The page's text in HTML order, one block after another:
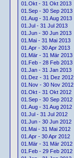
01.Okt - 31 Okt 2013
01.Sep - 30 Sep 2013
01.Aug - 31 Aug 2013
01.Jul - 31 Jul 2013
01.Jun - 30 Jun 2013
01.Mai - 31 Mai 2013
01.Apr - 30 Apr 2013
01.Mär - 31 Mär 2013
01.Feb - 28 Feb 2013
01.Jan - 31 Jan 2013
01.Dez - 31 Dez 2012
01.Nov - 30 Nov 2012
01.Okt - 31 Okt 2012
01.Sep - 30 Sep 2012
01.Aug - 31 Aug 2012
01.Jul - 31 Jul 2012
01.Jun - 30 Jun 2012
01.Mai - 31 Mai 2012
01.Apr - 30 Apr 2012
01.Mär - 31 Mär 2012
01.Feb - 29 Feb 2012